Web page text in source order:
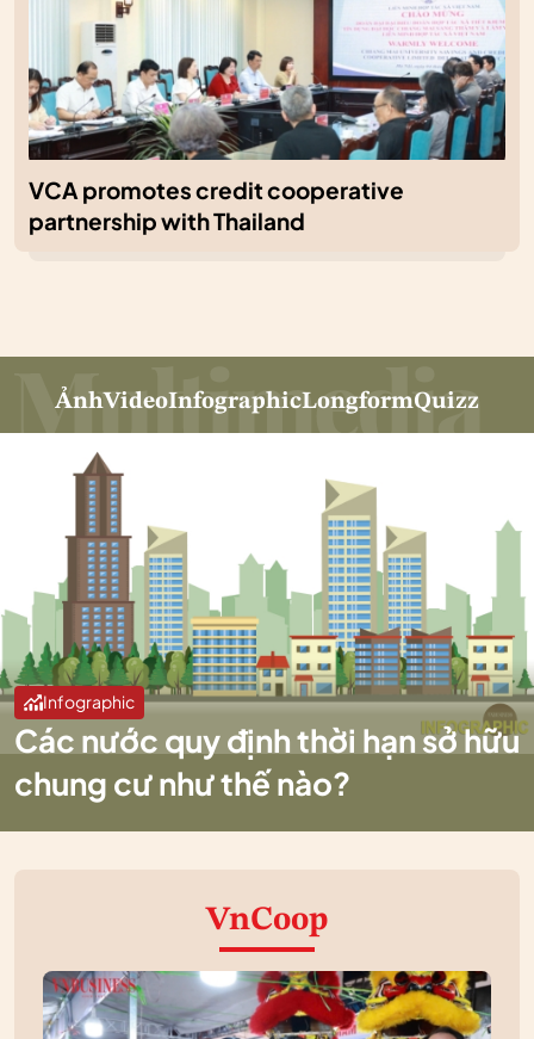
VCA promotes credit cooperative
partnership with Thailand
ẢnhVideoInfographicLongformQuizz
Infographic
Các nước quy định thời hạn sở hữu
chung cư như thế nào?
VnCoop